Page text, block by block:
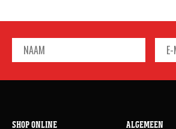
SHOP ONLINE ALGEMEEN